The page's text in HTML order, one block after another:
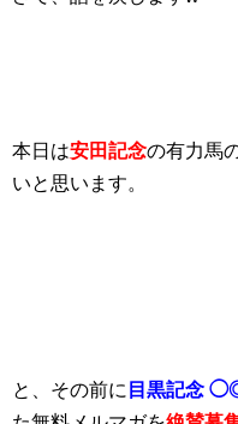
本日は安田記念の有力馬
いと思います。
と、その前に 目黒記念